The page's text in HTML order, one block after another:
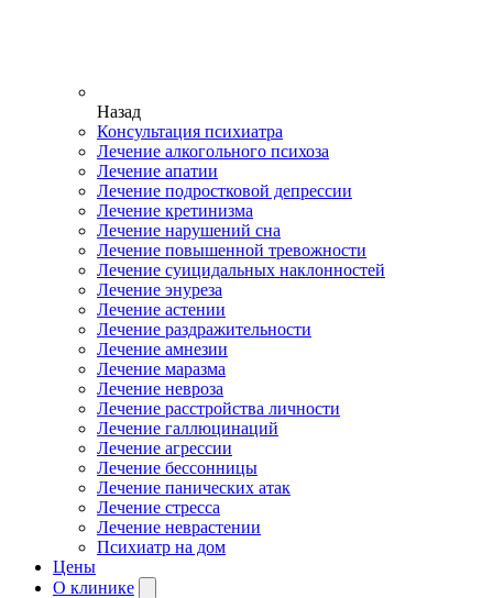
Назад
Консультация психиатра
Лечение алкогольного психоза
Лечение апатии
Лечение подростковой депрессии
Лечение кретинизма
Лечение нарушений сна
Лечение повышенной тревожности
Лечение суицидальных наклонностей
Лечение энуреза
Лечение астении
Лечение раздражительности
Лечение амнезии
Лечение маразма
Лечение невроза
Лечение расстройства личности
Лечение галлюцинаций
Лечение агрессии
Лечение бессонницы
Лечение панических атак
Лечение стресса
Лечение неврастении
Психиатр на дом
Цены
О клинике